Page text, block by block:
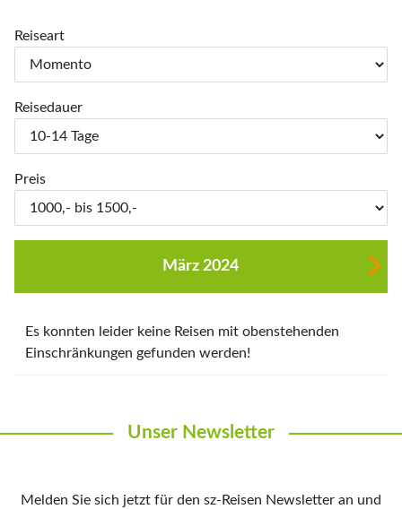
Reiseart
Reisedauer
Preis
März 2024
Es konnten leider keine Reisen mit obenstehenden
Einschränkungen gefunden werden!
Unser Newsletter
Melden Sie sich jetzt für den sz-Reisen Newsletter an und